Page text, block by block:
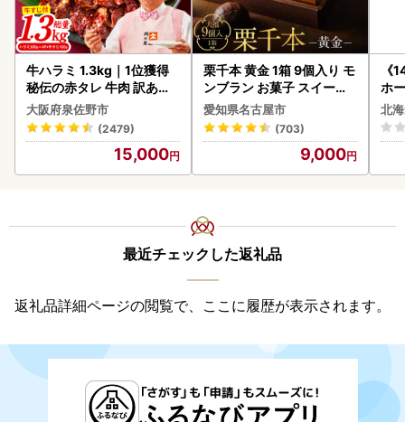
牛ハラミ 1.3kg｜1位獲得
秘伝の赤タレ 牛肉 訳あり
焼肉 BBQ
大阪府泉佐野市
(2479)
15,000
栗千本 黄金 1箱 9個入り モ
ンブラン お菓子 スイーツ
デザート モンブラン 人気
愛知県名古屋市
(703)
9,000
《
ホ
( 飲
ク
贈
い
北
最近チェックした返礼品
返礼品詳細ページの閲覧で、ここに履歴が表示されます。